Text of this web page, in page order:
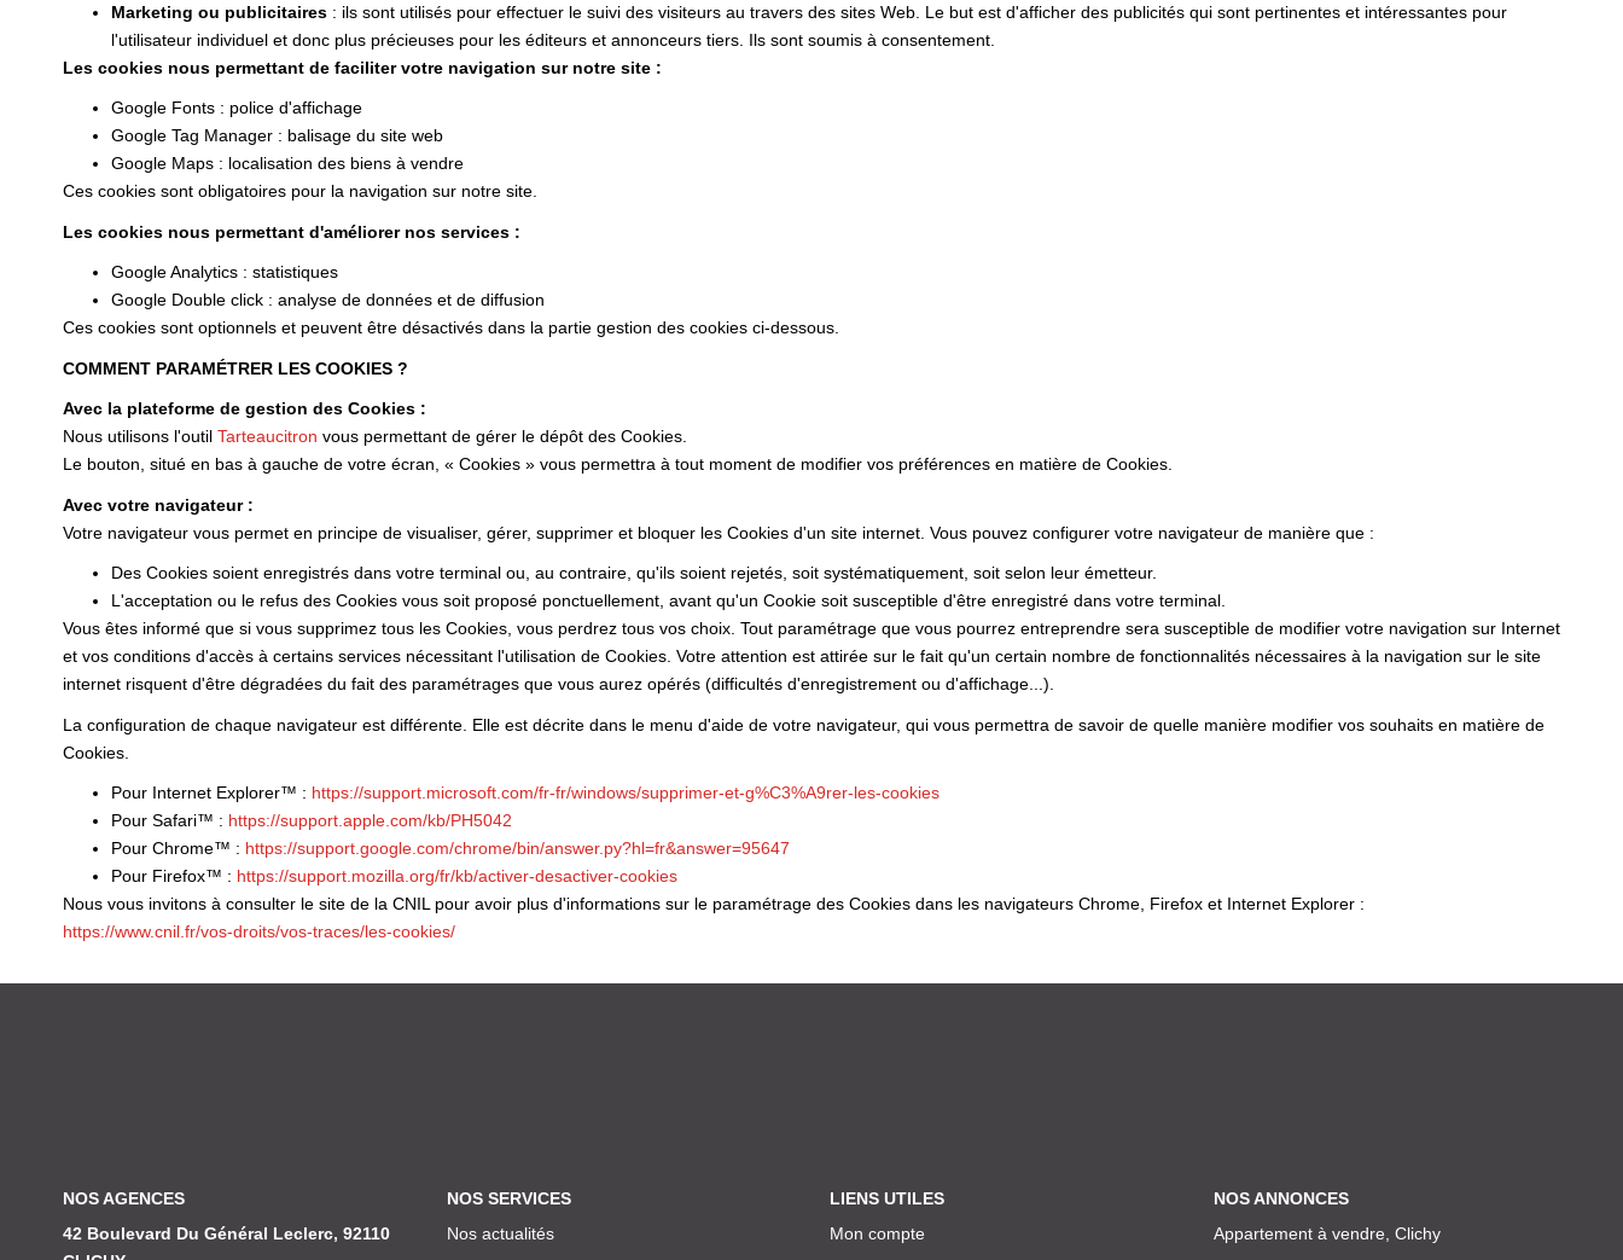
Marketing ou publicitaires : ils sont utilisés pour effectuer le suivi des visiteurs au travers des sites Web. Le but est d'afficher des publicités qui sont pertinentes et intéressantes pour
l'utilisateur individuel et donc plus précieuses pour les éditeurs et annonceurs tiers. Ils sont soumis à consentement.
Les cookies nous permettant de faciliter votre navigation sur notre site :
Google Fonts : police d'affichage
Google Tag Manager : balisage du site web
Google Maps : localisation des biens à vendre
Ces cookies sont obligatoires pour la navigation sur notre site.
Les cookies nous permettant d'améliorer nos services :
Google Analytics : statistiques
Google Double click : analyse de données et de diffusion
Ces cookies sont optionnels et peuvent être désactivés dans la partie gestion des cookies ci-dessous.
COMMENT PARAMÉTRER LES COOKIES ?
Avec la plateforme de gestion des Cookies :
Nous utilisons l'outil Tarteaucitron vous permettant de gérer le dépôt des Cookies.
Le bouton, situé en bas à gauche de votre écran, « Cookies » vous permettra à tout moment de modifier vos préférences en matière de Cookies.
Avec votre navigateur :
Votre navigateur vous permet en principe de visualiser, gérer, supprimer et bloquer les Cookies d'un site internet. Vous pouvez configurer votre navigateur de manière que :
Des Cookies soient enregistrés dans votre terminal ou, au contraire, qu'ils soient rejetés, soit systématiquement, soit selon leur émetteur.
L'acceptation ou le refus des Cookies vous soit proposé ponctuellement, avant qu'un Cookie soit susceptible d'être enregistré dans votre terminal.
Vous êtes informé que si vous supprimez tous les Cookies, vous perdrez tous vos choix. Tout paramétrage que vous pourrez entreprendre sera susceptible de modifier votre navigation sur Internet
et vos conditions d'accès à certains services nécessitant l'utilisation de Cookies. Votre attention est attirée sur le fait qu'un certain nombre de fonctionnalités nécessaires à la navigation sur le site
internet risquent d'être dégradées du fait des paramétrages que vous aurez opérés (difficultés d'enregistrement ou d'affichage...).
La configuration de chaque navigateur est différente. Elle est décrite dans le menu d'aide de votre navigateur, qui vous permettra de savoir de quelle manière modifier vos souhaits en matière de
Cookies.
Pour Internet Explorer™ : https://support.microsoft.com/fr-fr/windows/supprimer-et-g%C3%A9rer-les-cookies
Pour Safari™ : https://support.apple.com/kb/PH5042
Pour Chrome™ : https://support.google.com/chrome/bin/answer.py?hl=fr&answer=95647
Pour Firefox™ : https://support.mozilla.org/fr/kb/activer-desactiver-cookies
Nous vous invitons à consulter le site de la CNIL pour avoir plus d'informations sur le paramétrage des Cookies dans les navigateurs Chrome, Firefox et Internet Explorer :
https://www.cnil.fr/vos-droits/vos-traces/les-cookies/
NOS AGENCES
42 Boulevard Du Général Leclerc, 92110
NOS SERVICES
Nos actualités
LIENS UTILES
Mon compte
NOS ANNONCES
Appartement à vendre, Clichy